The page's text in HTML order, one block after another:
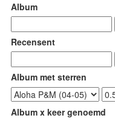
Album
Recensent
Album met sterren
Album x keer genoemd